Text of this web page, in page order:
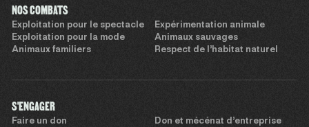
NOS COMBATS
Exploitation pour le spectacle
Expérimentation animale
Exploitation pour la mode
Animaux sauvages
Animaux familiers
Respect de l’habitat naturel
S'ENGAGER
Faire un don
Don et mécénat d’entreprise